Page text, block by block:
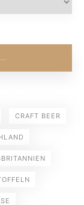
CRAFT BEER